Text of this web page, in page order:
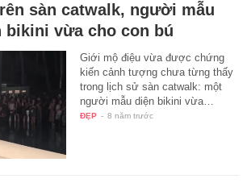
sàn catwalk, người mẫu
bikini vừa cho con bú
Giới mộ điệu vừa được chứng
kiến cảnh tượng chưa từng thấy
trong lịch sử sàn catwalk: một
người mẫu diện bikini vừa…
ĐẸP - 8 năm trước